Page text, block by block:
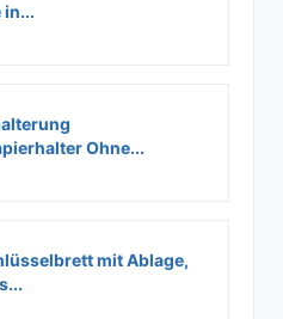
in...
Ohne...
mit Ablage,